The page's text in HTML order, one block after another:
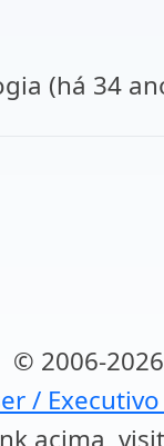
(há 34
© 2006-
/
acima,